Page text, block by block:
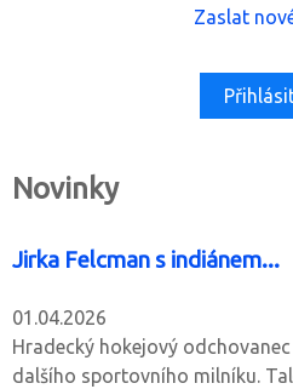
Zaslat
Novinky
Jirka Felcman s indiánem...
01.04.2026
Hradecký hokejový
dalšího sportovního milníku.